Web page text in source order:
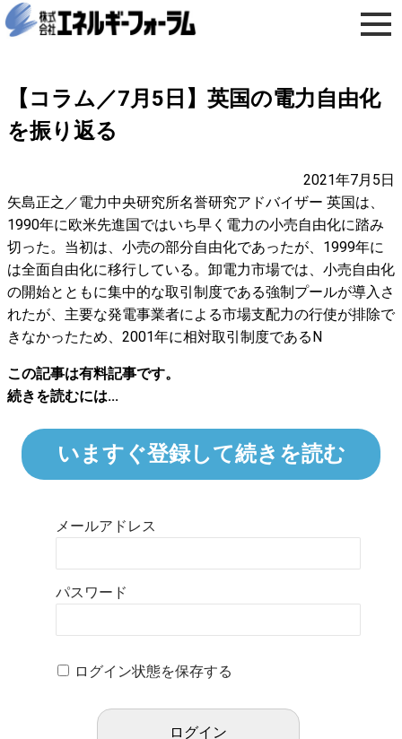
【コラム／7月5日】英国の電力自由化
を振り返る
2021年7月5日
矢島正之／電力中央研究所名誉研究アドバイザー 英国は、
1990年に欧米先進国ではいち早く電力の小売自由化に踏み
切った。当初は、小売の部分自由化であったが、1999年に
は全面自由化に移行している。卸電力市場では、小売自由化
の開始とともに集中的な取引制度である強制プールが導入さ
れたが、主要な発電事業者による市場支配力の行使が排除で
きなかったため、2001年に相対取引制度であるN
この記事は有料記事です。
続きを読むには...
いますぐ登録して続きを読む
メールアドレス
パスワード
ログイン状態を保存する